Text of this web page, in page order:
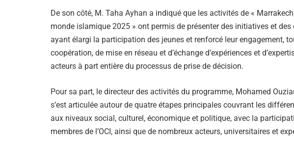
De son côté, M. Taha Ayhan a indiqué que les activités de «
monde islamique 2025 » ont permis de présenter des initiatives et des
ayant élargi la participation des jeunes et renforcé leur engagement,
coopération, de mise en réseau et d’échange d’expériences et
acteurs à part entière du processus de prise de décision.
Pour sa part, le directeur des activités du programme, Mohamed
s’est articulée autour de quatre étapes principales couvrant les
aux niveaux social, culturel, économique et politique, avec la
membres de l’OCI, ainsi que de nombreux acteurs, universitaires et